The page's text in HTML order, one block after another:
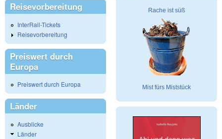
Reisevorbereitung
InterRail-Tickets
Reisevorbereitung
Preiswert durch
Europa
Preiswert durch Europa
Länder
Ausblicke
Länder
Rache ist süß
Mist fürs Miststück